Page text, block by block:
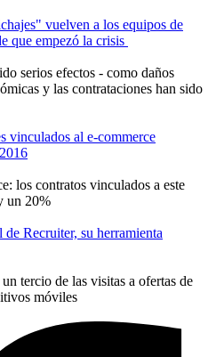
vuelven a los equipos de
que empezó la crisis
serios efectos - como daños
y las contrataciones han sido
vinculados al e-commerce
los contratos vinculados a este
un 20%
Recruiter, su herramienta
tercio de las visitas a ofertas de
móviles